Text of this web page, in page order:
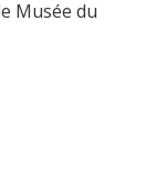
Musée du